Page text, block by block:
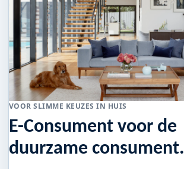
VOOR SLIMME KEUZES IN HUIS
E-Consument voor de
duurzame consument.